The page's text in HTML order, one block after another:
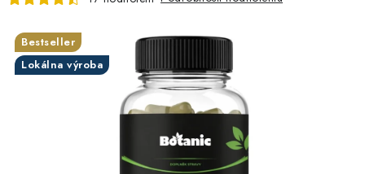
ZLOŽKY
ŽENY
Bestseller
Lokálna výroba